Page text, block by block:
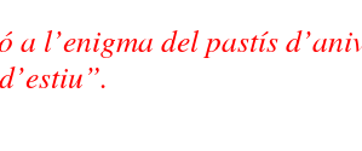
a l’enigma del pastís